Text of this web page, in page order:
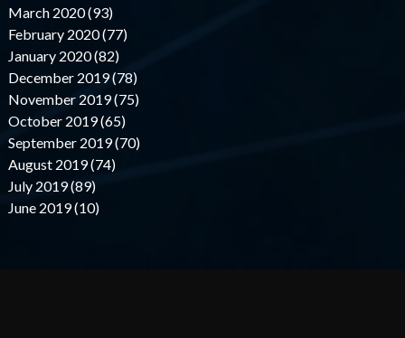
March 2020 (93)
February 2020 (77)
January 2020 (82)
December 2019 (78)
November 2019 (75)
October 2019 (65)
September 2019 (70)
August 2019 (74)
July 2019 (89)
June 2019 (10)